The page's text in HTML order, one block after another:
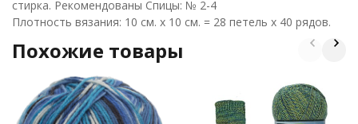
стирка. Рекомендованы Спицы: № 2-4
Плотность вязания: 10 см. х 10 см. = 28 петель х 40 рядов.
Похожие товары